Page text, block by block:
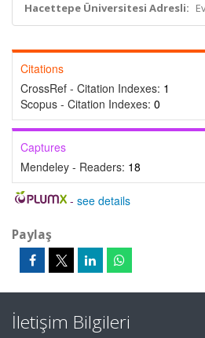
Hacettepe Üniversitesi Adresli:
Citations
CrossRef - Citation Indexes: 1
Scopus - Citation Indexes: 0
Captures
Mendeley - Readers: 18
- see details
Paylaş
İletişim Bilgileri